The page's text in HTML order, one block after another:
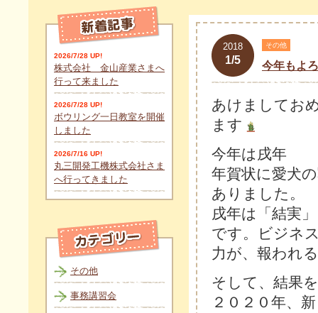
2018
1/5
その他
今年もよ
あけましてお
ます
今年は戌年
年賀状に愛犬
ありました。
戌年は「結実
です。ビジネ
力が、報われ
そして、結果
２０２０年、
2026/7/28 UP!
株式会社 金山産業さまへ
行って来ました
2026/7/28 UP!
ボウリング一日教室を開催
しました
2026/7/16 UP!
丸三開発工機株式会社さま
へ行ってきました
その他
事務講習会